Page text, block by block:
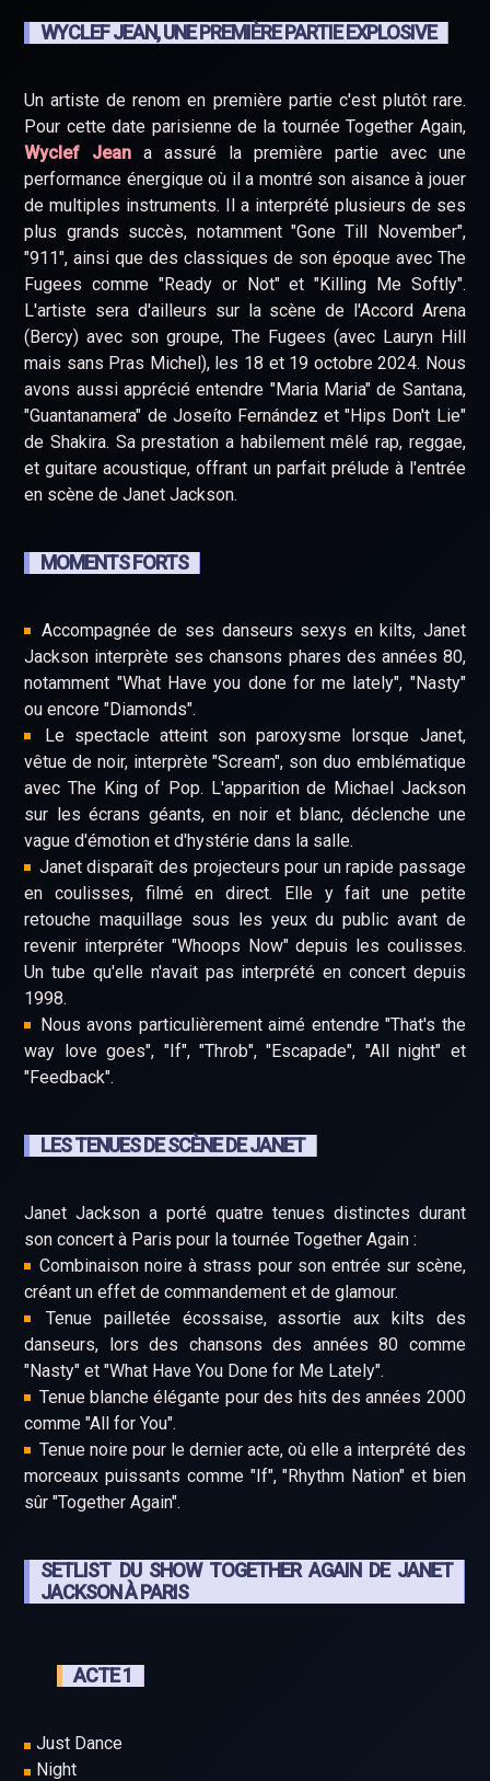
WYCLEF JEAN, UNE PREMIÈRE PARTIE EXPLOSIVE
Un artiste de renom en première partie c'est plutôt rare.
Pour cette date parisienne de la tournée Together Again,
Wyclef Jean a assuré la première partie avec une
performance énergique où il a montré son aisance à jouer
de multiples instruments. Il a interprété plusieurs de ses
plus grands succès, notamment "Gone Till November",
"911", ainsi que des classiques de son époque avec The
Fugees comme "Ready or Not" et "Killing Me Softly".
L'artiste sera d'ailleurs sur la scène de l'Accord Arena
(Bercy) avec son groupe, The Fugees (avec Lauryn Hill
mais sans Pras Michel), les 18 et 19 octobre 2024. Nous
avons aussi apprécié entendre "Maria Maria" de Santana,
"Guantanamera" de Joseíto Fernández et "Hips Don't Lie"
de Shakira. Sa prestation a habilement mêlé rap, reggae,
et guitare acoustique, offrant un parfait prélude à l'entrée
en scène de Janet Jackson.
MOMENTS FORTS
Accompagnée de ses danseurs sexys en kilts, Janet
Jackson interprète ses chansons phares des années 80,
notamment "What Have you done for me lately", "Nasty"
ou encore "Diamonds".
Le spectacle atteint son paroxysme lorsque Janet,
vêtue de noir, interprète "Scream", son duo emblématique
avec The King of Pop. L'apparition de Michael Jackson
sur les écrans géants, en noir et blanc, déclenche une
vague d'émotion et d'hystérie dans la salle.
Janet disparaît des projecteurs pour un rapide passage
en coulisses, filmé en direct. Elle y fait une petite
retouche maquillage sous les yeux du public avant de
revenir interpréter "Whoops Now" depuis les coulisses.
Un tube qu'elle n'avait pas interprété en concert depuis
1998.
Nous avons particulièrement aimé entendre "That's the
way love goes", "If", "Throb", "Escapade", "All night" et
"Feedback".
LES TENUES DE SCÈNE DE JANET
Janet Jackson a porté quatre tenues distinctes durant
son concert à Paris pour la tournée Together Again :
Combinaison noire à strass pour son entrée sur scène,
créant un effet de commandement et de glamour.
Tenue pailletée écossaise, assortie aux kilts des
danseurs, lors des chansons des années 80 comme
"Nasty" et "What Have You Done for Me Lately".
Tenue blanche élégante pour des hits des années 2000
comme "All for You".
Tenue noire pour le dernier acte, où elle a interprété des
morceaux puissants comme "If", "Rhythm Nation" et bien
sûr "Together Again".
SETLIST DU SHOW TOGETHER AGAIN DE JANET
JACKSON À PARIS
ACTE 1
Just Dance
Night